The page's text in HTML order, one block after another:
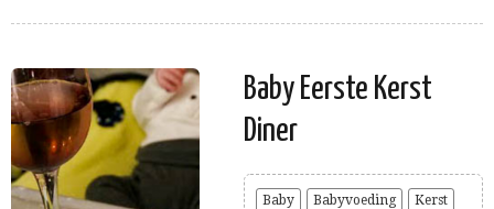
Baby Eerste Kerst
Diner
Baby Babyvoeding Kerst